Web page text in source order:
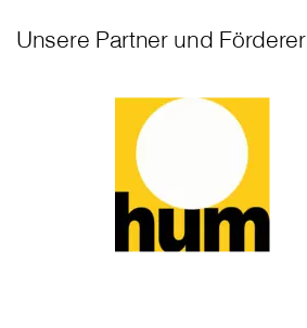
Unsere Partner und Förderer